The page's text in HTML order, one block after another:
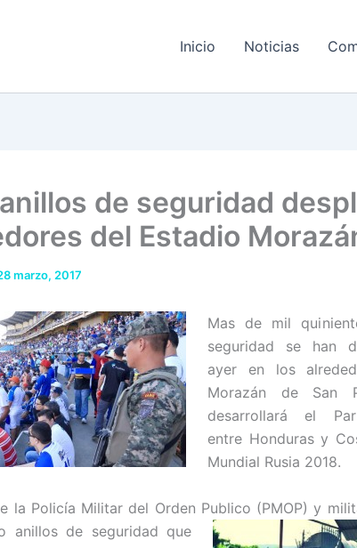
Inicio Noticias
de seguridad
del Estadio
marzo, 2017
Mas de mil
seguridad se han
ayer en los
Morazán de San
desarrollará el
entre Honduras y
Mundial Rusia 2018.
la Policía Militar del Orden Publico (PMOP) y
anillos de seguridad que